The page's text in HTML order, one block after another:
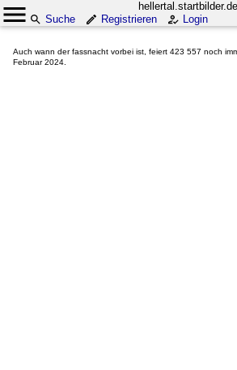
hellertal.startbilder.de
Suche
Registrieren Login
Auch wann der fassnacht vorbei ist, feiert 423 557 noch
Februar 2024.